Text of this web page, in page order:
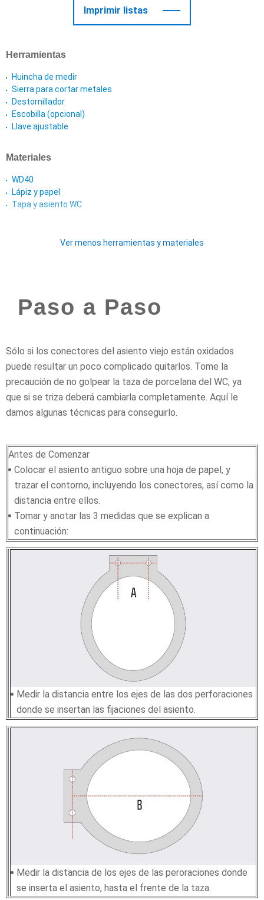
Imprimir listas
Herramientas
Huincha de medir
Sierra para cortar metales
Destornillador
Escobilla (opcional)
Llave ajustable
Materiales
WD40
Lápiz y papel
Tapa y asiento WC
Ver menos herramientas y materiales
Paso a Paso
Sólo si los conectores del asiento viejo están oxidados
puede resultar un poco complicado quitarlos. Tome la
precaución de no golpear la taza de porcelana del WC, ya
que si se triza deberá cambiarla completamente. Aquí le
damos algunas técnicas para conseguirlo.
Antes de Comenzar
Colocar el asiento antiguo sobre una hoja de papel, y
trazar el contorno, incluyendo los conectores, así como la
distancia entre ellos.
Tomar y anotar las 3 medidas que se explican a
continuación:
Medir la distancia entre los ejes de las dos perforaciones
donde se insertan las fijaciones del asiento.
Medir la distancia de los ejes de las peroraciones donde
se inserta el asiento, hasta el frente de la taza.